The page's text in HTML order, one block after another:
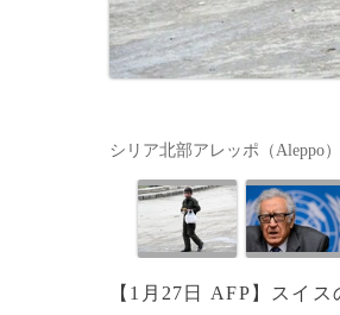
シリア北部アレッポ（Aleppo
【1月27日 AFP】スイ